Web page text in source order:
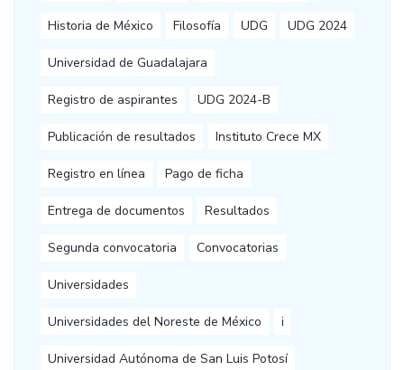
Historia de México Filosofía UDG UDG 2024
Universidad de Guadalajara
Registro de aspirantes UDG 2024-B
Publicación de resultados Instituto Crece MX
Registro en línea Pago de ficha
Entrega de documentos Resultados
Segunda convocatoria Convocatorias
Universidades
Universidades del Noreste de México i
Universidad Autónoma de San Luis Potosí